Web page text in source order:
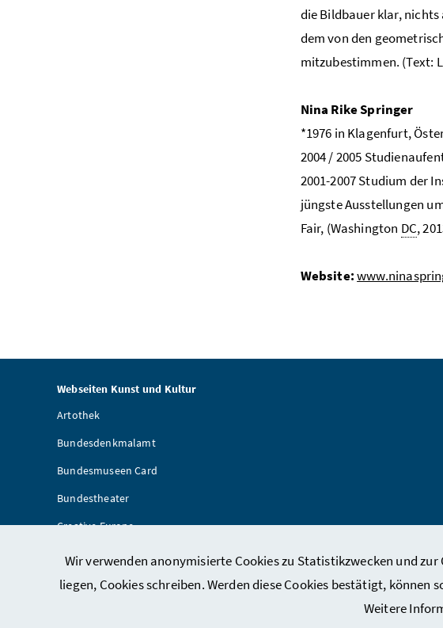
Wir verwenden anonymisierte Cookies zu Statistikzwecken und
liegen, Cookies schreiben. Werden diese Cookies bestätigt, können
Weitere
die Bildbauer klar,
dem von den
mitzubestimmen. (Text:
Nina Rike Springer
*1976 in Klagenfurt,
2004 / 2005
2001-2007 Studium der
jüngste Ausstellungen
Fair, (Washington DC,
Website:
Webseiten Kunst und Kultur
Artothek
Bundesdenkmalamt
Bundesmuseen Card
Bundestheater
Creative Europe
Provenienzforschung
Kulturpool